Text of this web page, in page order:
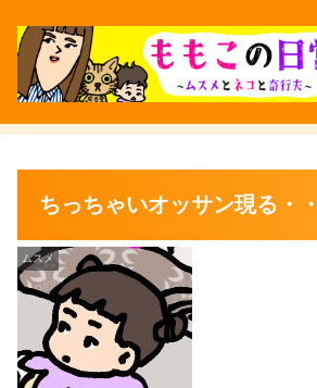
ちっちゃいオッサン現る・
ムスメ